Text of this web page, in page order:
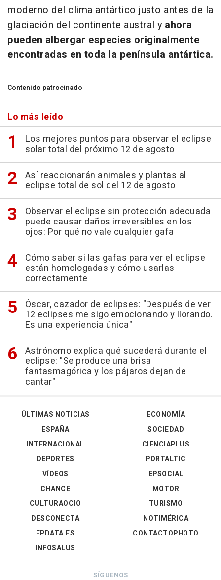
moderno del clima antártico justo antes de la
glaciación del continente austral y ahora
pueden albergar especies originalmente
encontradas en toda la península antártica.
Contenido patrocinado
Lo más leído
Los mejores puntos para observar el eclipse
solar total del próximo 12 de agosto
Así reaccionarán animales y plantas al
eclipse total de sol del 12 de agosto
Observar el eclipse sin protección adecuada
puede causar daños irreversibles en los
ojos: Por qué no vale cualquier gafa
Cómo saber si las gafas para ver el eclipse
están homologadas y cómo usarlas
correctamente
Óscar, cazador de eclipses: "Después de ver
12 eclipses me sigo emocionando y llorando.
Es una experiencia única"
Astrónomo explica qué sucederá durante el
eclipse: "Se produce una brisa
fantasmagórica y los pájaros dejan de
cantar"
ÚLTIMAS NOTICIAS
ESPAÑA
INTERNACIONAL
DEPORTES
VÍDEOS
ECONOMÍA
SOCIEDAD
CIENCIAPLUS
PORTALTIC
EPSOCIAL
CHANCE
CULTURAOCIO
DESCONECTA
EPDATA.ES
INFOSALUS
MOTOR
TURISMO
NOTIMÉRICA
CONTACTOPHOTO
SÍGUENOS